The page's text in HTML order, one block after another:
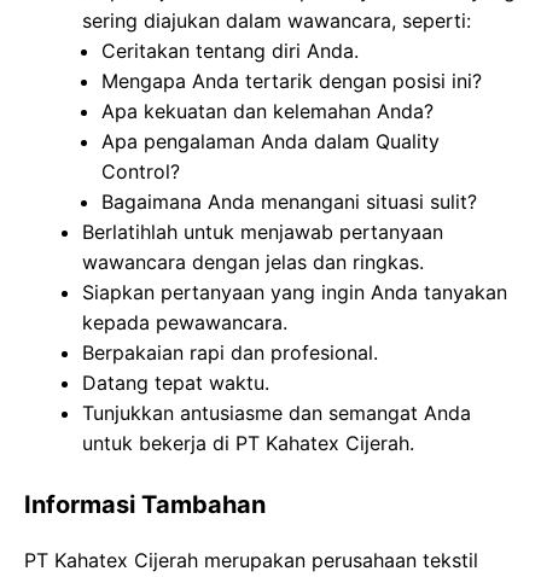
sering diajukan dalam wawancara, seperti:
Ceritakan tentang diri Anda.
Mengapa Anda tertarik dengan posisi ini?
Apa kekuatan dan kelemahan Anda?
Apa pengalaman Anda dalam Quality
Control?
Bagaimana Anda menangani situasi sulit?
Berlatihlah untuk menjawab pertanyaan
wawancara dengan jelas dan ringkas.
Siapkan pertanyaan yang ingin Anda tanyakan
kepada pewawancara.
Berpakaian rapi dan profesional.
Datang tepat waktu.
Tunjukkan antusiasme dan semangat Anda
untuk bekerja di PT Kahatex Cijerah.
Informasi Tambahan
PT Kahatex Cijerah merupakan perusahaan tekstil